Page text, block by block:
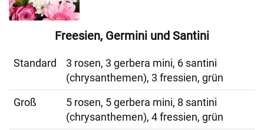
Freesien, Germini und Santini
Standard
3 rosen, 3 gerbera mini, 6 santini
(chrysanthemen), 3 fressien, grün
Groß
5 rosen, 5 gerbera mini, 8 santini
(chrysanthemen), 4 fressien, grün